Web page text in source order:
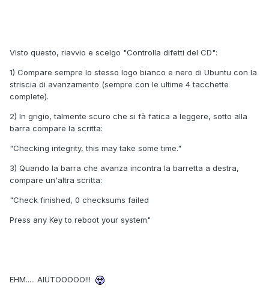
Visto questo, riavvio e scelgo "Controlla difetti del CD":
1) Compare sempre lo stesso logo bianco e nero di Ubuntu con la
striscia di avanzamento (sempre con le ultime 4 tacchette
complete).
2) In grigio, talmente scuro che si fà fatica a leggere, sotto alla
barra compare la scritta:
"Checking integrity, this may take some time."
3) Quando la barra che avanza incontra la barretta a destra,
compare un'altra scritta:
"Check finished, 0 checksums failed
Press any Key to reboot your system"
EHM..... AIUTOOOOO!!!